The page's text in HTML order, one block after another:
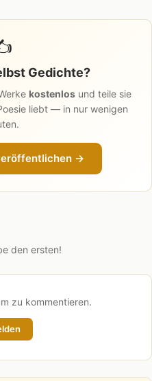
Gedichte?
kostenlos und teile sie
liebt — in nur wenigen
→
den ersten!
zu kommentieren.